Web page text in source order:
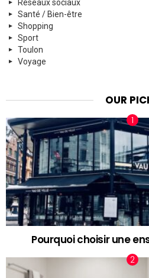
Réseaux sociaux
Santé / Bien-être
Shopping
Sport
Toulon
Voyage
OUR
Pourquoi choisir une